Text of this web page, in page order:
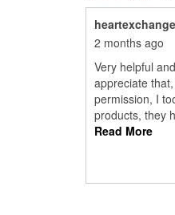
2 months ago
Very helpful
appreciate
permission, I
products, they
Read More